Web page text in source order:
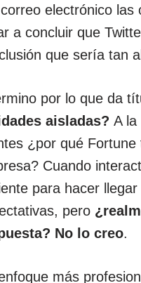
electrónico
a concluir que
que sería tan
por lo que da
aisladas?A la
¿por qué
Cuando
para hacer
pero
No lo creo.
más